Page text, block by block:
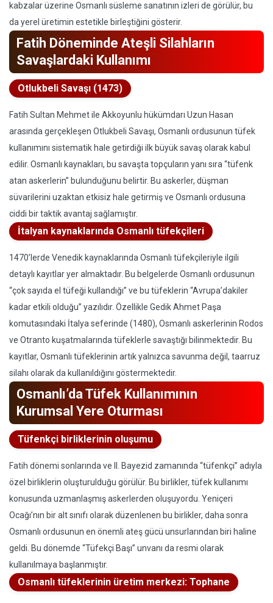
kabzalar üzerine Osmanlı süsleme sanatının izleri de görülür, bu
da yerel üretimin estetikle birleştiğini gösterir.
Fatih Döneminde Ateşli Silahların
Savaşlardaki Kullanımı
Otlukbeli Savaşı (1473)
Fatih Sultan Mehmet ile Akkoyunlu hükümdarı Uzun Hasan
arasında gerçekleşen Otlukbeli Savaşı, Osmanlı ordusunun tüfek
kullanımını sistematik hale getirdiği ilk büyük savaş olarak kabul
edilir. Osmanlı kaynakları, bu savaşta topçuların yanı sıra “tüfenk
atan askerlerin” bulunduğunu belirtir. Bu askerler, düşman
süvarilerini uzaktan etkisiz hale getirmiş ve Osmanlı ordusuna
ciddi bir taktik avantaj sağlamıştır.
İtalyan kaynaklarında Osmanlı tüfekçileri
1470’lerde Venedik kaynaklarında Osmanlı tüfekçileriyle ilgili
detaylı kayıtlar yer almaktadır. Bu belgelerde Osmanlı ordusunun
“çok sayıda el tüfeği kullandığı” ve bu tüfeklerin “Avrupa’dakiler
kadar etkili olduğu” yazılıdır. Özellikle Gedik Ahmet Paşa
komutasındaki İtalya seferinde (1480), Osmanlı askerlerinin Rodos
ve Otranto kuşatmalarında tüfeklerle savaştığı bilinmektedir. Bu
kayıtlar, Osmanlı tüfeklerinin artık yalnızca savunma değil, taarruz
silahı olarak da kullanıldığını göstermektedir.
Osmanlı’da Tüfek Kullanımının
Kurumsal Yere Oturması
Tüfenkçi birliklerinin oluşumu
Fatih dönemi sonlarında ve II. Bayezid zamanında “tüfenkçi” adıyla
özel birliklerin oluşturulduğu görülür. Bu birlikler, tüfek kullanımı
konusunda uzmanlaşmış askerlerden oluşuyordu. Yeniçeri
Ocağı’nın bir alt sınıfı olarak düzenlenen bu birlikler, daha sonra
Osmanlı ordusunun en önemli ateş gücü unsurlarından biri haline
geldi. Bu dönemde “Tüfekçi Başı” unvanı da resmi olarak
kullanılmaya başlanmıştır.
Osmanlı tüfeklerinin üretim merkezi: Tophane